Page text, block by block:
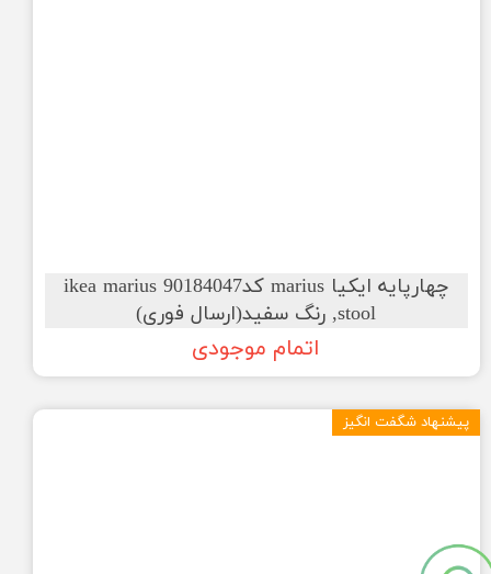
چهارپایه ایکیا marius کد90184047 ikea marius
stool, رنگ سفید(ارسال فوری)
اتمام موجودی
پیشنهاد شگفت انگیز